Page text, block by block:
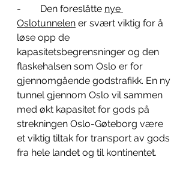
-        Den foreslåtte nye
Oslotunnelen er svært viktig for å
løse opp de
kapasitetsbegrensninger og den
flaskehalsen som Oslo er for
gjennomgående godstrafikk. En ny
tunnel gjennom Oslo vil sammen
med økt kapasitet for gods på
strekningen Oslo-Gøteborg være
et viktig tiltak for transport av gods
fra hele landet og til kontinentet.